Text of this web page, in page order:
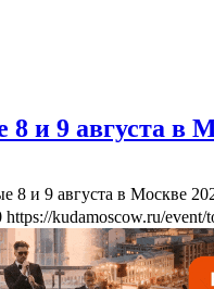
и 9 августа в
8 и 9 августа в Москве
https://kudamoscow.ru/